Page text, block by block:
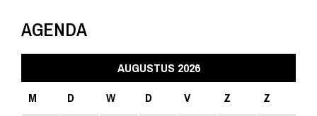
AGENDA
AUGUSTUS 2026
M
D W D V Z Z